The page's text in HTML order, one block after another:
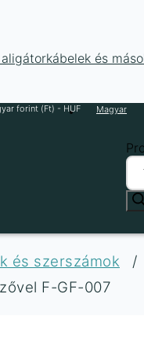
és
forint (Ft) - HUF Magyar
és szerszámok /
F-GF-007